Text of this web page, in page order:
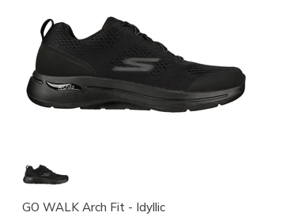
GO WALK Arch Fit - Idyllic